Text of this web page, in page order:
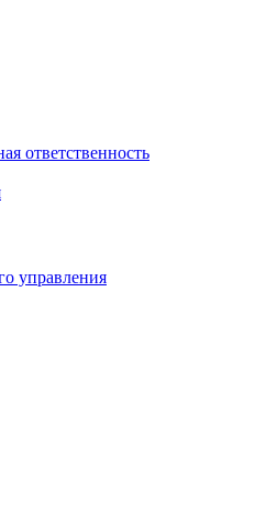
ответственность
управления